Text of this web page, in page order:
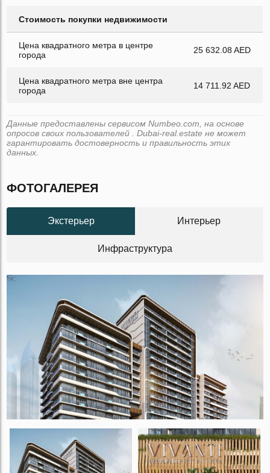
Стоимость покупки недвижимости
Цена квадратного метра в центре
города
25 632.08 AED
Цена квадратного метра вне центра
города
14 711.92 AED
Данные предоставлены сервисом Numbeo.com, на основе
опросов своих пользователей . Dubai-real.estate не может
гарантировать достоверность и правильность этих
данных.
ФОТОГАЛЕРЕЯ
Экстерьер Интерьер
Инфраструктура